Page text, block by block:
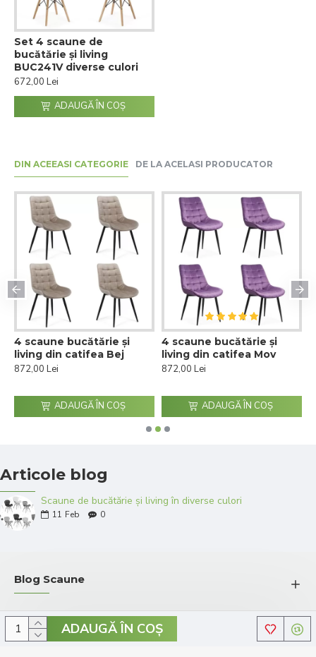
ADAUGĂ ÎN COŞ
Set 4 scaune de
bucătărie și living
BUC241V diverse culori
672,00 Lei
ADAUGĂ ÎN COŞ
DIN ACEEASI CATEGORIE DE LA ACELASI PRODUCATOR
4 scaune bucătărie și
living din catifea Bej
872,00 Lei
ADAUGĂ ÎN COŞ
4 scaune bucătărie și
living din catifea Mov
872,00 Lei
ADAUGĂ ÎN COŞ
Articole blog
Scaune de bucătărie și living în diverse culori
11 Feb 0
Blog Scaune
© 2026 Comenzi-Scaune.ro - Toate drepturile rezervate